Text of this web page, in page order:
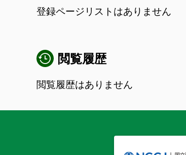
登録ページリストはありません
閲覧履歴
閲覧履歴はありません